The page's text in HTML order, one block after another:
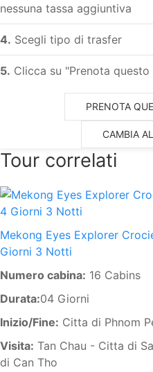
nessuna tassa aggiuntiva
4. Scegli tipo di trasfer
5. Clicca su "Prenota
PRENOTA
CAMBIA
Tour correlati
Mekong Eyes Explorer
Giorni 3 Notti
Numero cabina: 16 Cabins
Durata:04 Giorni
Inizio/Fine: Citta di Phnom
Visita: Tan Chau - Citta di
di Can Tho